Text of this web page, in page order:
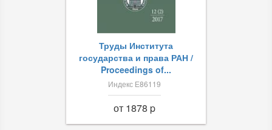
Труды Института
государства и права РАН /
Proceedings of...
Индекс Е86119
от 1878 p